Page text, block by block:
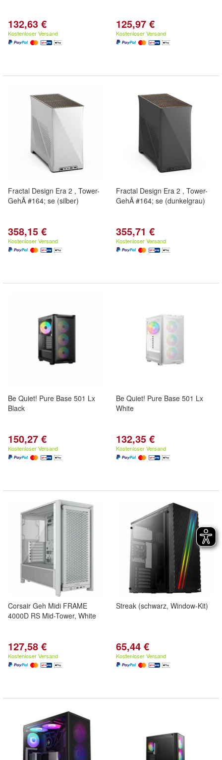
132,63 €
Kostenloser Versand
125,97 €
Kostenloser Versand
Fractal Design Era 2 , Tower-
GehÃ #164; se (silber)
358,15 €
Kostenloser Versand
Fractal Design Era 2 , Tower-
GehÃ #164; se (dunkelgrau)
355,71 €
Kostenloser Versand
Be Quiet! Pure Base 501 Lx
Black
150,27 €
Kostenloser Versand
Be Quiet! Pure Base 501 Lx
White
132,35 €
Kostenloser Versand
Corsair Geh Midi FRAME
4000D RS Mid-Tower, White
127,58 €
Kostenloser Versand
Streak (schwarz, Window-Kit)
65,44 €
Kostenloser Versand